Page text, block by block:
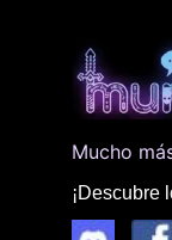
Mucho
¡Descubre